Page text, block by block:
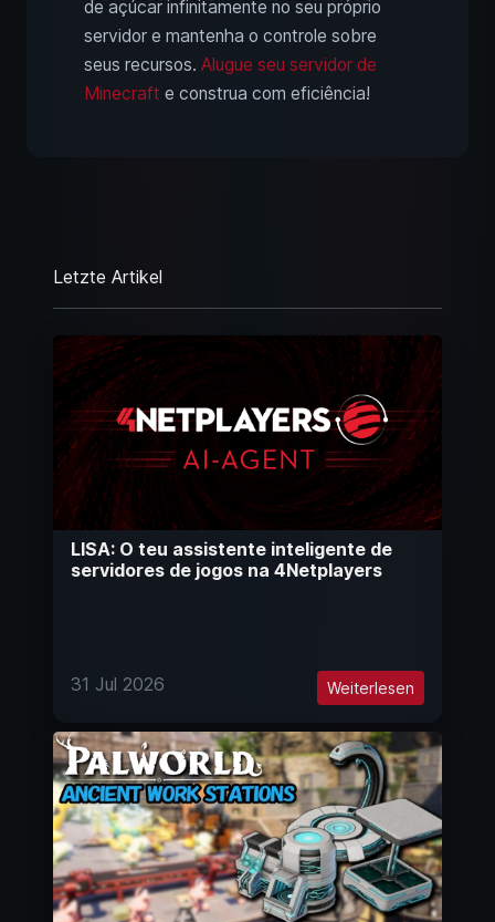
de açúcar infinitamente no seu próprio
servidor e mantenha o controle sobre
seus recursos. Alugue seu servidor de
Minecraft e construa com eficiência!
Letzte Artikel
LISA: O teu assistente inteligente de
servidores de jogos na 4Netplayers
31 Jul 2026 Weiterlesen